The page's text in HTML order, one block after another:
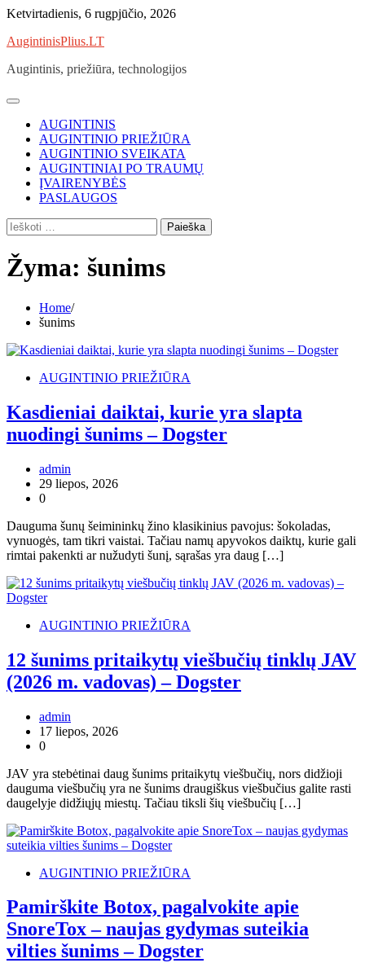
Skip
content
Ketvirtadienis, 6 rugpjūčio, 2026
AugintinisPlius.LT
Augintinis, priežiūra, technologijos
AUGINTINIS
AUGINTINIO PRIEŽIŪRA
AUGINTINIO SVEIKATA
AUGINTINIAI PO TRAUMŲ
ĮVAIRENYBĖS
PASLAUGOS
Ieškoti:
Žyma: šunims
Home
šunims
AUGINTINIO PRIEŽIŪRA
Kasdieniai daiktai, kurie yra slapta
nuodingi šunims – Dogster
admin
29 liepos, 2026
0
Dauguma šunų šeimininkų žino klasikinius pavojus: šokoladas,
vynuogės, tam tikri vaistai. Tačiau namų apyvokos daiktų, kurie gali
rimtai pakenkti ar nužudyti šunį, sąrašas yra daug […]
AUGINTINIO PRIEŽIŪRA
12 šunims pritaikytų viešbučių tinklų JAV
(2026 m. vadovas) – Dogster
admin
17 liepos, 2026
0
JAV yra stebėtinai daug šunims pritaikytų viešbučių, nors didžioji
dauguma viešbučių yra ne šunims draugiškus viešbučius galite rasti
daugelyje didžiųjų miestų. Tačiau tiksli šių viešbučių […]
AUGINTINIO PRIEŽIŪRA
Pamirškite Botox, pagalvokite apie
SnoreTox – naujas gydymas suteikia
vilties šunims – Dogster